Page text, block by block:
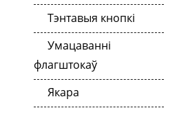
Тэнтавыя кнопкі
Умацаванні
флагштокаў
Якара